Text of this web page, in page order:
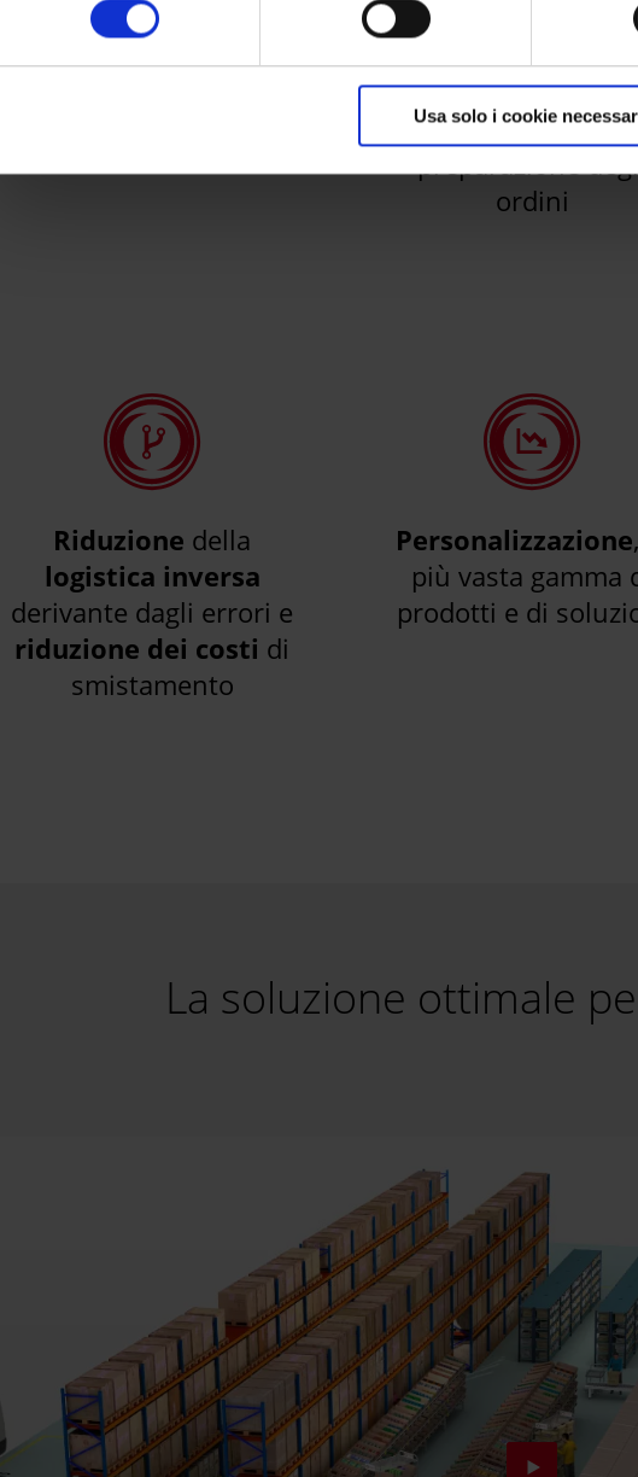
Usa solo i cookie
Efficienza:Riduzione
dei tempi nei processi di
Azzeramento
errori, riduzione
costi e dei tempi
inattivitànella
preparazione
ordini
Riduzione della
logistica inversa
derivante dagli errori e
riduzione dei costi di
smistamento
Personalizzazione
più vasta gamma
prodotti e di
La soluzione ottimale